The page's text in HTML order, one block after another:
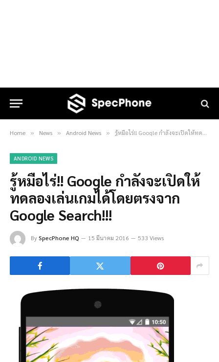
Home » News » Android News » รู้หมือไร่!! Google กำลังจะเปิดให้ทดลองเล่นเกมได้โดยตรงจาก Google Search!!!
ANDROID NEWS
รู้หมือไร่!! Google กำลังจะเปิดให้
ทดลองเล่นเกมได้โดยตรงจาก
Google Search!!!
BySpecPhone HQ 15 มีนาคม 2016 533 Views